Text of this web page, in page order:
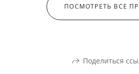
ПОСМОТРЕТЬ ВСЕ
Поделиться